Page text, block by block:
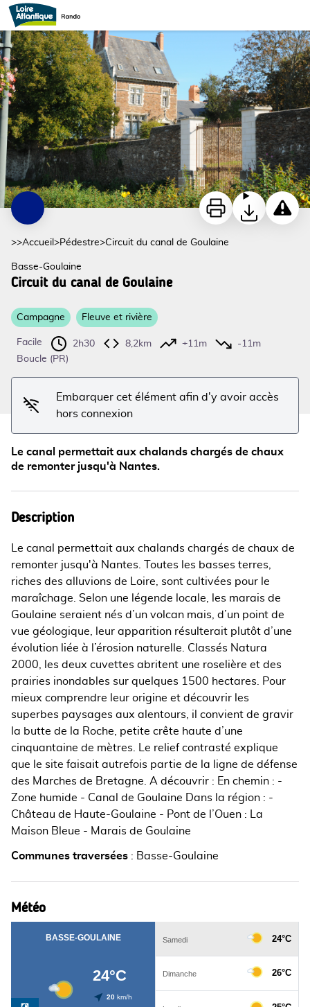
Circuit du canal de Goulaine
Voir l'image en plein écran
ImprimerTélécharger
Signaler
>>Accueil >Pédestre>Circuit du canal de Goulaine
Basse-Goulaine
Circuit du canal de Goulaine
Campagne Fleuve et rivière
Facile 2h30 8,2km +11m
-11m
Boucle (PR)
Embarquer cet élément afin d'y avoir accès
hors connexion
Le canal permettait aux chalands chargés de chaux
de remonter jusqu'à Nantes.
Description
Le canal permettait aux chalands chargés de chaux de
remonter jusqu'à Nantes. Toutes les basses terres,
riches des alluvions de Loire, sont cultivées pour le
maraîchage. Selon une légende locale, les marais de
Goulaine seraient nés d’un volcan mais, d’un point de
vue géologique, leur apparition résulterait plutôt d’une
évolution liée à l’érosion naturelle. Classés Natura
2000, les deux cuvettes abritent une roselière et des
prairies inondables sur quelques 1500 hectares. Pour
mieux comprendre leur origine et découvrir les
superbes paysages aux alentours, il convient de gravir
la butte de la Roche, petite crête haute d’une
cinquantaine de mètres. Le relief contrasté explique
que le site faisait autrefois partie de la ligne de défense
des Marches de Bretagne. A découvrir : En chemin : -
Zone humide - Canal de Goulaine Dans la région : -
Château de Haute-Goulaine - Pont de l’Ouen : La
Maison Bleue - Marais de Goulaine
Communes traversées : Basse-Goulaine
Météo